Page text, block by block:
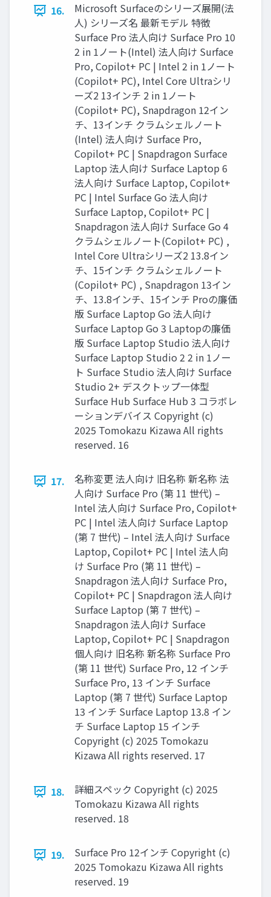
16.
Microsoft Surfaceのシリーズ展開(法
人) シリーズ名 最新モデル 特徴
Surface Pro 法人向け Surface Pro 10
2 in 1ノート(Intel) 法人向け Surface
Pro, Copilot+ PC | Intel 2 in 1ノート
(Copilot+ PC), Intel Core Ultraシリ
ーズ2 13インチ 2 in 1ノート
(Copilot+ PC), Snapdragon 12イン
チ、13インチ クラムシェルノート
(Intel) 法人向け Surface Pro,
Copilot+ PC | Snapdragon Surface
Laptop 法人向け Surface Laptop 6
法人向け Surface Laptop, Copilot+
PC | Intel Surface Go 法人向け
Surface Laptop, Copilot+ PC |
Snapdragon 法人向け Surface Go 4
クラムシェルノート(Copilot+ PC) ,
Intel Core Ultraシリーズ2 13.8イン
チ、15インチ クラムシェルノート
(Copilot+ PC) , Snapdragon 13イン
チ、13.8インチ、15インチ Proの廉価
版 Surface Laptop Go 法人向け
Surface Laptop Go 3 Laptopの廉価
版 Surface Laptop Studio 法人向け
Surface Laptop Studio 2 2 in 1ノー
ト Surface Studio 法人向け Surface
Studio 2+ デスクトップ一体型
Surface Hub Surface Hub 3 コラボレ
ーションデバイス Copyright (c)
2025 Tomokazu Kizawa All rights
reserved. 16
17.
名称変更 法人向け 旧名称 新名称 法
人向け Surface Pro (第 11 世代) –
Intel 法人向け Surface Pro, Copilot+
PC | Intel 法人向け Surface Laptop
(第 7 世代) – Intel 法人向け Surface
Laptop, Copilot+ PC | Intel 法人向
け Surface Pro (第 11 世代) –
Snapdragon 法人向け Surface Pro,
Copilot+ PC | Snapdragon 法人向け
Surface Laptop (第 7 世代) –
Snapdragon 法人向け Surface
Laptop, Copilot+ PC | Snapdragon
個人向け 旧名称 新名称 Surface Pro
(第 11 世代) Surface Pro, 12 インチ
Surface Pro, 13 インチ Surface
Laptop (第 7 世代) Surface Laptop
13 インチ Surface Laptop 13.8 イン
チ Surface Laptop 15 インチ
Copyright (c) 2025 Tomokazu
Kizawa All rights reserved. 17
18.
詳細スペック Copyright (c) 2025
Tomokazu Kizawa All rights
reserved. 18
19.
Surface Pro 12インチ Copyright (c)
2025 Tomokazu Kizawa All rights
reserved. 19